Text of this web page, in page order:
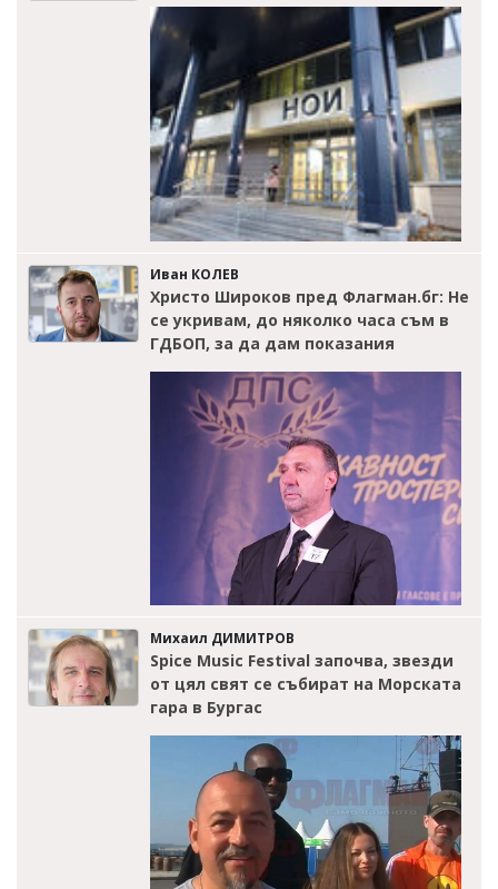
Иван КОЛЕВ
Христо Широков пред Флагман.бг: Не
се укривам, до няколко часа съм в
ГДБОП, за да дам показания
Михаил ДИМИТРОВ
Spice Music Festival започва, звезди
от цял свят се събират на Морската
гара в Бургас